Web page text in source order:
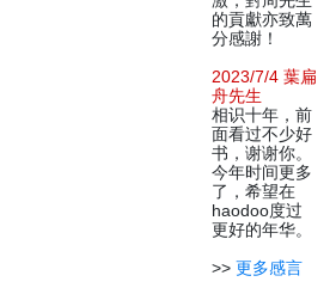
的貢獻亦致萬
分感謝！
2023/7/4 葉扁
舟先生
相识十年，前
面看过不少好
书，谢谢你。
今年时间更多
了，希望在
haodoo度过
更好的年华。
>> 更多感言